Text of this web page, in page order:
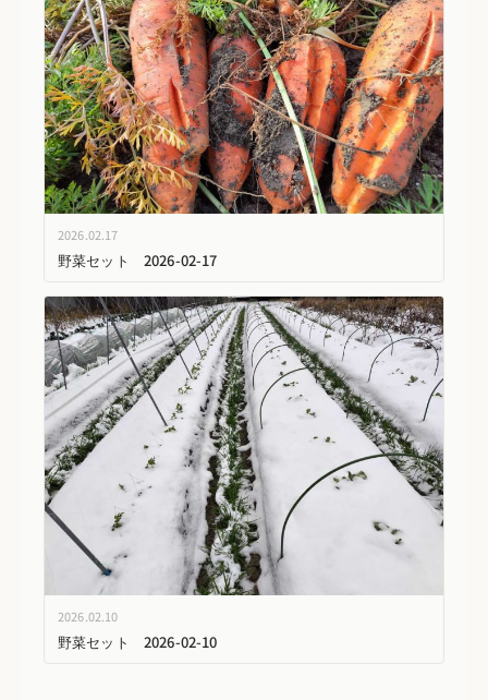
2026.02.17
野菜セット 2026-02-17
2026.02.10
野菜セット 2026-02-10